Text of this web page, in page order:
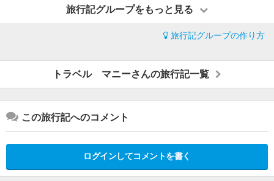
旅行記グループをもっと見る
旅行記グループの作り方
トラベル マニーさんの旅行記一覧
この旅行記へのコメント
ログインしてコメントを書く